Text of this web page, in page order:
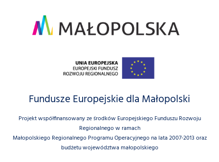
Fundusze Europejskie dla Małopolski
Projekt współfinansowany ze środków Europejskiego Funduszu Rozwoju
Regionalnego w ramach
Małopolskiego Regionalnego Programu Operacyjnego na lata 2007-2013 oraz
budżetu województwa małopolskiego